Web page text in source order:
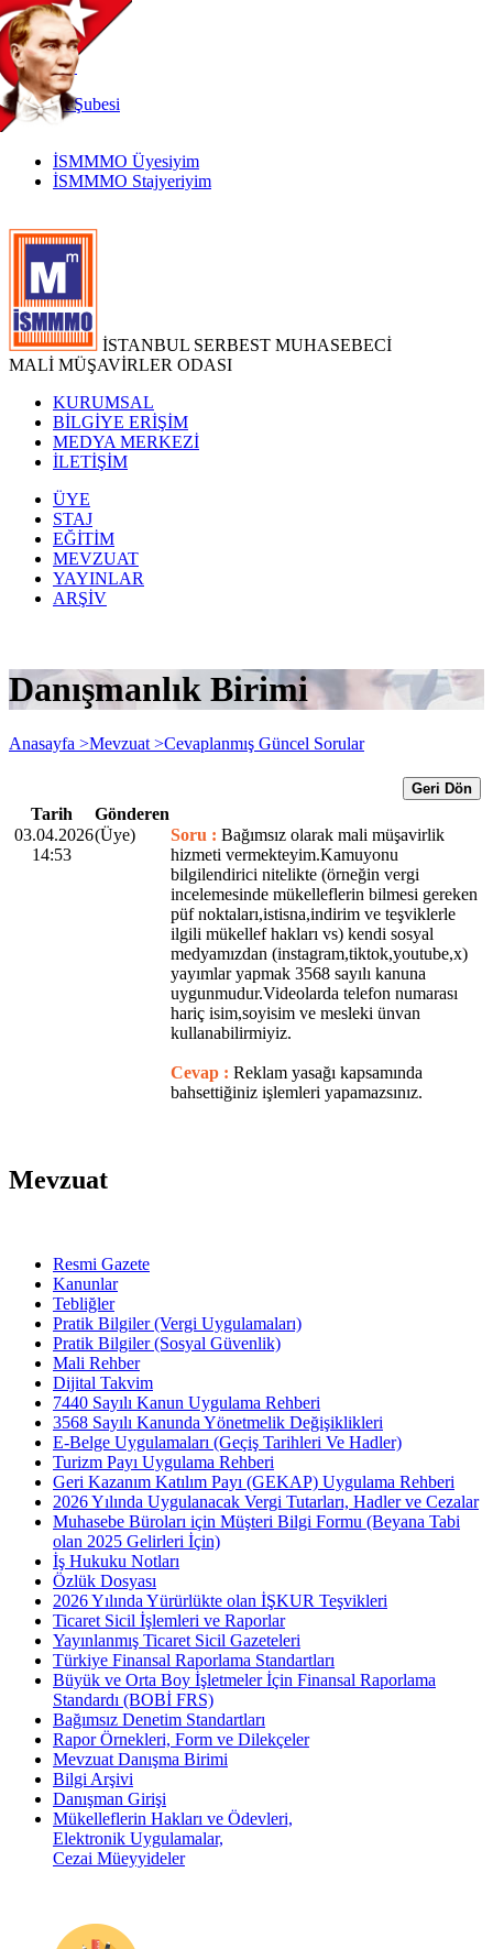
TR
|
EN
İnternetŞubesi
İSMMMO Üyesiyim
İSMMMO Stajyeriyim
İSTANBUL SERBEST MUHASEBECİ
MALİ MÜŞAVİRLER ODASI
KURUMSAL
BİLGİYE ERİŞİM
MEDYA MERKEZİ
İLETİŞİM
ÜYE
STAJ
EĞİTİM
MEVZUAT
YAYINLAR
ARŞİV
Danışmanlık Birimi
Anasayfa >Mevzuat >Cevaplanmış Güncel Sorular
Geri Dön
Tarih
Gönderen
03.04.2026
14:53
(Üye) Soru : Bağımsız olarak mali müşavirlik
hizmeti vermekteyim.Kamuyonu
bilgilendirici nitelikte (örneğin vergi
incelemesinde mükelleflerin bilmesi gereken
püf noktaları,istisna,indirim ve teşviklerle
ilgili mükellef hakları vs) kendi sosyal
medyamızdan (instagram,tiktok,youtube,x)
yayımlar yapmak 3568 sayılı kanuna
uygunmudur.Videolarda telefon numarası
hariç isim,soyisim ve mesleki ünvan
kullanabilirmiyiz.
Cevap : Reklam yasağı kapsamında
bahsettiğiniz işlemleri yapamazsınız.
Mevzuat
Resmi Gazete
Kanunlar
Tebliğler
Pratik Bilgiler (Vergi Uygulamaları)
Pratik Bilgiler (Sosyal Güvenlik)
Mali Rehber
Dijital Takvim
7440 Sayılı Kanun Uygulama Rehberi
3568 Sayılı Kanunda Yönetmelik Değişiklikleri
E-Belge Uygulamaları (Geçiş Tarihleri Ve Hadler)
Turizm Payı Uygulama Rehberi
Geri Kazanım Katılım Payı (GEKAP) Uygulama Rehberi
2026 Yılında Uygulanacak Vergi Tutarları, Hadler ve Cezalar
Muhasebe Büroları için Müşteri Bilgi Formu (Beyana Tabi
olan 2025 Gelirleri İçin)
İş Hukuku Notları
Özlük Dosyası
2026 Yılında Yürürlükte olan İŞKUR Teşvikleri
Ticaret Sicil İşlemleri ve Raporlar
Yayınlanmış Ticaret Sicil Gazeteleri
Türkiye Finansal Raporlama Standartları
Büyük ve Orta Boy İşletmeler İçin Finansal Raporlama
Standardı (BOBİ FRS)
Bağımsız Denetim Standartları
Rapor Örnekleri, Form ve Dilekçeler
Mevzuat Danışma Birimi
Bilgi Arşivi
Danışman Girişi
Mükelleflerin Hakları ve Ödevleri,
Elektronik Uygulamalar,
Cezai Müeyyideler